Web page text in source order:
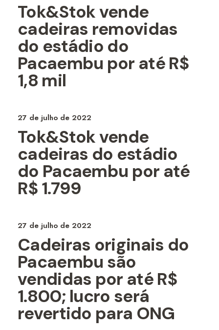
Tok&Stok vende
cadeiras removidas
do estádio do
Pacaembu por até R$
1,8 mil
27 de julho de 2022
Tok&Stok vende
cadeiras do estádio
do Pacaembu por até
R$ 1.799
27 de julho de 2022
Cadeiras originais do
Pacaembu são
vendidas por até R$
1.800; lucro será
revertido para ONG